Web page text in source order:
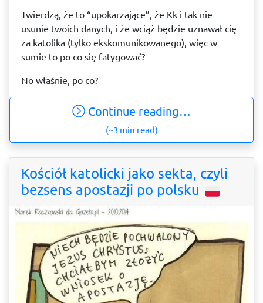
Twierdzą, że to “upokarzające”, że Kk i tak nie
usunie twoich danych, i że wciąż będzie uznawał cię
za katolika (tylko ekskomunikowanego), więc w
sumie to po co się fatygować?
No właśnie, po co?
Continue reading…
(~3 min read)
Kościół katolicki jako sekta, czyli
bezsens apostazji po polsku